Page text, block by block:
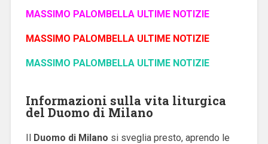
MASSIMO PALOMBELLA ULTIME NOTIZIE
MASSIMO PALOMBELLA ULTIME NOTIZIE
MASSIMO PALOMBELLA ULTIME NOTIZIE
Informazioni sulla vita liturgica
del Duomo di Milano
Il Duomo di Milano si sveglia presto, aprendo le